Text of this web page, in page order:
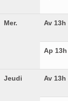
Mer. Av 13h
Ap 13h
Jeudi Av 13h